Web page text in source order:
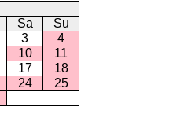
Sa
Su
3
4
10
11
17
18
24
25